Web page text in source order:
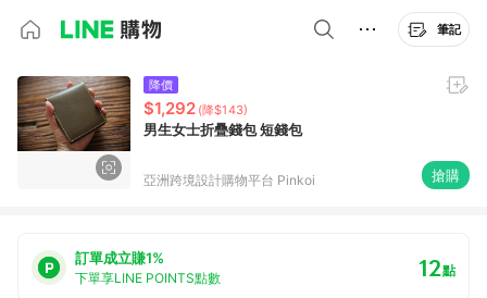
筆記
降價
$1,292 (降$143)
男生女士折疊錢包 短錢包
亞洲跨境設計購物平台 Pinkoi 搶購
訂單成立賺1%
下單享LINE POINTS點數 12點